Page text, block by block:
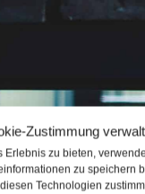
Zustimmung
Erlebnis zu bieten,
zu speichern
Technologien